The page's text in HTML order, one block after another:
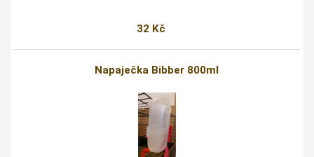
32 Kč
Napaječka Bibber 800ml